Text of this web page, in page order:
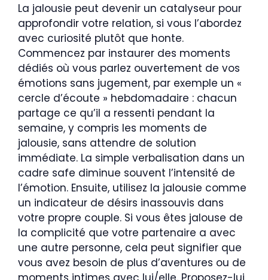
La jalousie peut devenir un catalyseur pour
approfondir votre relation, si vous l’abordez
avec curiosité plutôt que honte.
Commencez par instaurer des moments
dédiés où vous parlez ouvertement de vos
émotions sans jugement, par exemple un «
cercle d’écoute » hebdomadaire : chacun
partage ce qu’il a ressenti pendant la
semaine, y compris les moments de
jalousie, sans attendre de solution
immédiate. La simple verbalisation dans un
cadre safe diminue souvent l’intensité de
l’émotion. Ensuite, utilisez la jalousie comme
un indicateur de désirs inassouvis dans
votre propre couple. Si vous êtes jalouse de
la complicité que votre partenaire a avec
une autre personne, cela peut signifier que
vous avez besoin de plus d’aventures ou de